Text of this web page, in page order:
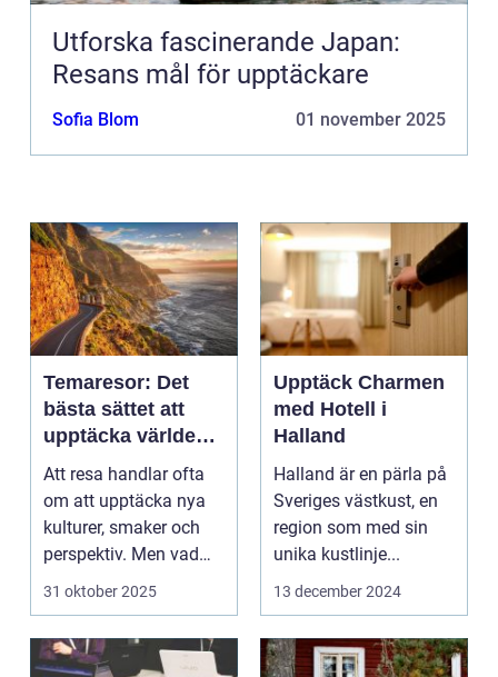
Utforska fascinerande Japan:
Resans mål för upptäckare
Sofia Blom 01 november 2025
Temaresor: Det
bästa sättet att
upptäcka världen
på
Att resa handlar ofta
om att upptäcka nya
kulturer, smaker och
perspektiv. Men vad
händer ...
31 oktober 2025
Upptäck Charmen
med Hotell i
Halland
Halland är en pärla på
Sveriges västkust, en
region som med sin
unika kustlinje...
13 december 2024